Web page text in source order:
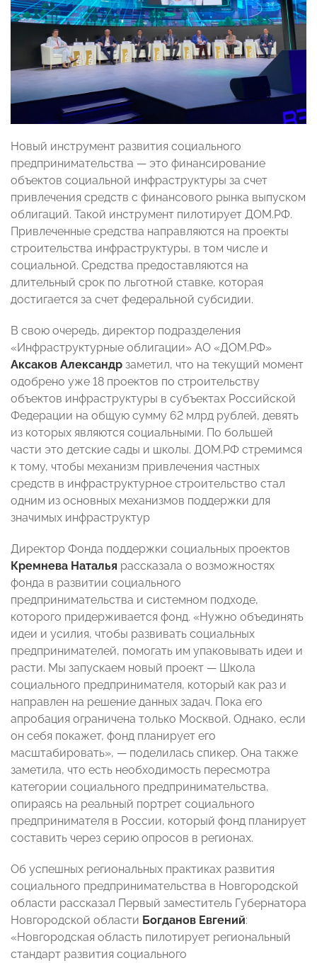
Новый инструмент развития социального
предпринимательства — это финансирование
объектов социальной инфраструктуры за счет
привлечения средств с финансового рынка выпуском
облигаций. Такой инструмент пилотирует ДОМ.РФ.
Привлеченные средства направляются на проекты
строительства инфраструктуры, в том числе и
социальной. Средства предоставляются на
длительный срок по льготной ставке, которая
достигается за счет федеральной субсидии.
В свою очередь, директор подразделения
«Инфраструктурные облигации» АО «ДОМ.РФ»
Аксаков Александр заметил, что на текущий момент
одобрено уже 18 проектов по строительству
объектов инфраструктуры в субъектах Российской
Федерации на общую сумму 62 млрд рублей, девять
из которых являются социальными. По большей
части это детские сады и школы. ДОМ.РФ стремимся
к тому, чтобы механизм привлечения частных
средств в инфраструктурное строительство стал
одним из основных механизмов поддержки для
значимых инфраструктур
Директор Фонда поддержки социальных проектов
Кремнева Наталья рассказала о возможностях
фонда в развитии социального
предпринимательства и системном подходе,
которого придерживается фонд. «Нужно объединять
идеи и усилия, чтобы развивать социальных
предпринимателей, помогать им упаковывать идеи и
расти. Мы запускаем новый проект — Школа
социального предпринимателя, который как раз и
направлен на решение данных задач. Пока его
апробация ограничена только Москвой. Однако, если
он себя покажет, фонд планирует его
масштабировать», — поделилась спикер. Она также
заметила, что есть необходимость пересмотра
категории социального предпринимательства,
опираясь на реальный портрет социального
предпринимателя в России, который фонд планирует
составить через серию опросов в регионах.
Об успешных региональных практиках развития
социального предпринимательства в Новгородской
области рассказал Первый заместитель Губернатора
Новгородской области Богданов Евгений:
«Новгородская область пилотирует региональный
стандарт развития социального